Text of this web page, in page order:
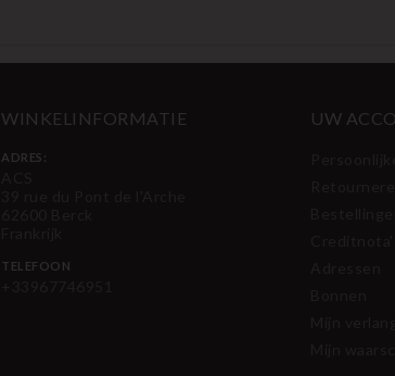
WINKELINFORMATIE
ADRES:
TELEFOON
UW